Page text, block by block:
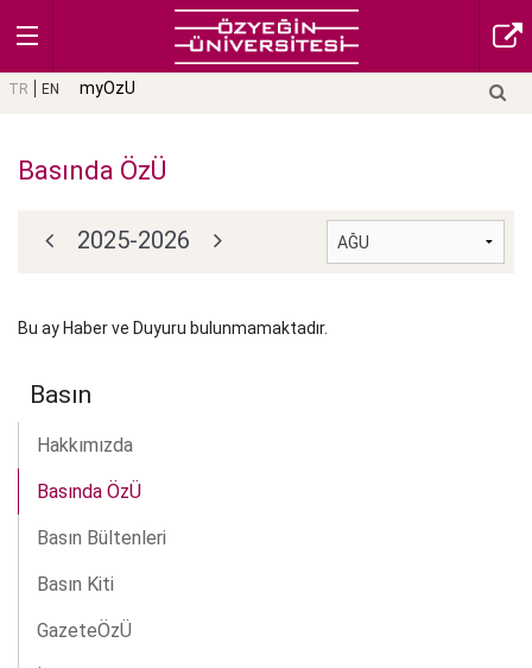
TR EN myOzU
Basında ÖzÜ
2025-2026
Bu ay Haber ve Duyuru bulunmamaktadır.
Basın
Hakkımızda
Basında ÖzÜ
Basın Bültenleri
Basın Kiti
GazeteÖzÜ